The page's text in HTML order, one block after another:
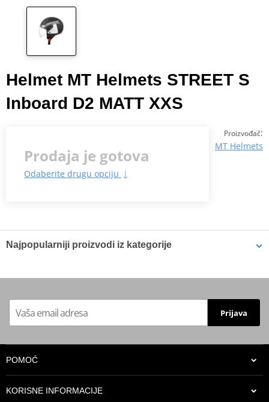
Helmet MT Helmets STREET S
Inboard D2 MATT XXS
Proizvođač:
MT Helmets
Prodaja je gotova
Odaberite drugu opciju
Najpopularniji proizvodi iz kategorije
STREET S Inboard D2
MATT S
STREET S Inboard D6
Prijava
POMOĆ
KORISNE INFORMACIJE